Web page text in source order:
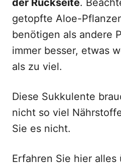
der Rückseite.
getopfte Aloe-
benötigen als andere
immer besser, etwas
als zu viel.
Diese Sukkulente
nicht so viel
Sie es nicht.
Erfahren Sie hier alles